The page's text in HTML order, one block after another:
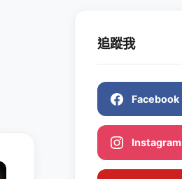
追蹤我
Facebook
Instagram